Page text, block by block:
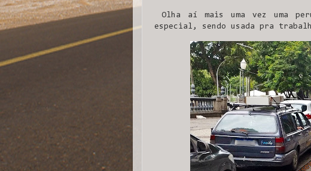
Olha aí mais uma vez uma
especial, sendo usada pra